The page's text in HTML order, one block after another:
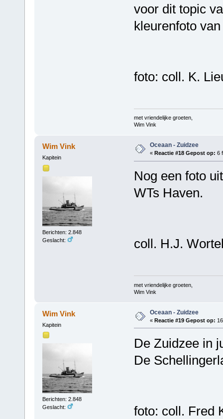
voor dit topic
kleurenfoto
foto: coll. K.
met vriendelijke groeten,
Wim Vink
Wim Vink
Kapitein
Berichten: 2.848
Geslacht:
Oceaan - Zuidzee
« Reactie #18 Gepost op: 6
Nog een foto
WTs Haven.
coll. H.J.
met vriendelijke groeten,
Wim Vink
Wim Vink
Kapitein
Berichten: 2.848
Geslacht:
Oceaan - Zuidzee
« Reactie #19 Gepost op:
De Zuidzee in
De
foto: coll. Fred